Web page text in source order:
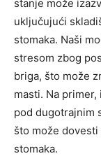
stanje može
uključujući
stomaka. Naši
stresom zbog
briga, što može
masti. Na
pod dugotrajnim
što može
stomaka.